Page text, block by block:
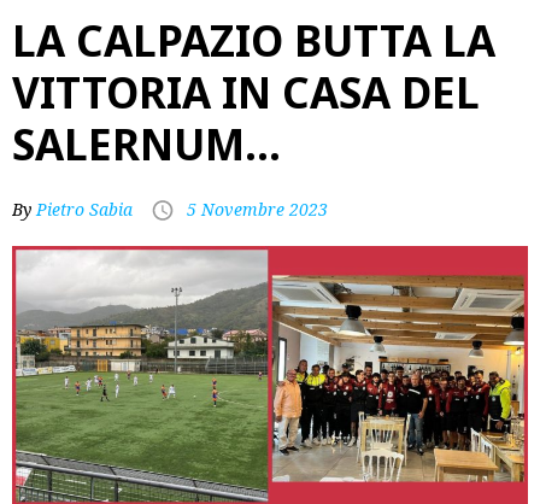
LA CALPAZIO BUTTA LA
VITTORIA IN CASA DEL
SALERNUM…
ByPietro Sabia 5 Novembre 2023